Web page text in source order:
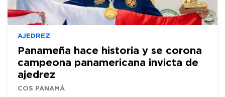
AJEDREZ
Panameña hace historia y se corona
campeona panamericana invicta de
ajedrez
COS PANAMÁ